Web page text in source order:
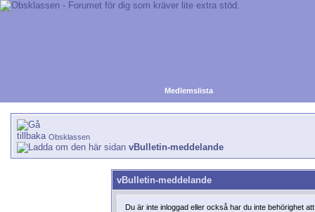
Medlemslista
Obsklassen
vBulletin-meddelande
vBulletin-meddelande
Du är inte inloggad eller också har du inte behörighet